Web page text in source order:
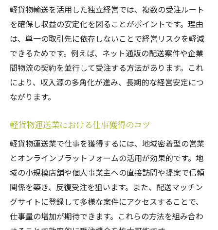
軽貨物輸送を活用した独立経営では、複数の受注ルート
を確保し収益の安定化を図ることがポイントです。理由
は、単一の取引先に依存しないことで経営リスクを軽減
できるためです。例えば、ネット通販の配送案件や企業
間物流の契約を並行して受注する方法があります。これ
により、収入源の多角化が進み、長期的な経営安定につ
ながります。
軽貨物運送業における仕事獲得のコツ
軽貨物運送業で仕事を獲得するには、地域密着型の営業
とオンラインプラットフォームの活用が効果的です。地
域の小規模店舗や個人事業主への直接訪問や提案で信頼
関係を築き、反復受注を狙います。また、配送マッチン
グサイトに登録して多様な案件にアクセスすることで、
仕事量の増加が期待できます。これらの方法を組み合わ